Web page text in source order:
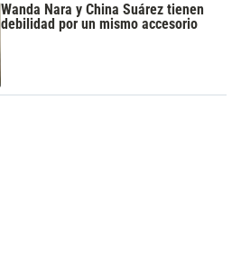
Wanda Nara y China Suárez tienen
debilidad por un mismo accesorio